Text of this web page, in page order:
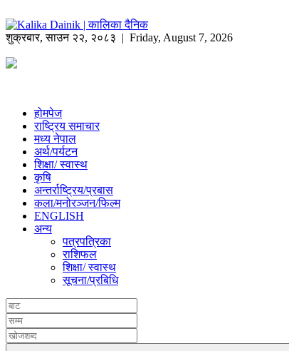
शुक्रबार,साउन २२, २०८३ | Friday, August 7, 2026
होमपेज
राष्ट्रिय समाचार
मध्य नेपाल
अर्थ/पर्यटन
शिक्षा/ स्वास्थ
कृषि
अन्तर्राष्ट्रिय/प्रबास
कला/मनोरञ्जन/फिल्म
ENGLISH
अन्य
पत्रपत्रिका
राशिफल
शिक्षा/ स्वास्थ
सूचना/प्रबिधि